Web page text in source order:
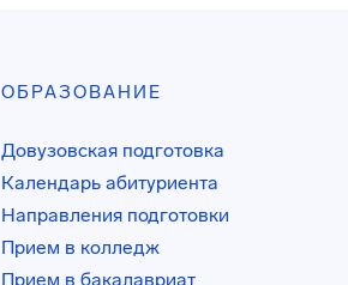
ОБРАЗОВАНИЕ
Довузовская подготовка
Календарь абитуриента
Направления подготовки
Прием в колледж
Прием в бакалавриат